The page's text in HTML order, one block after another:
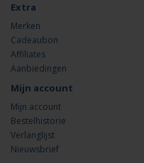
Extra
Merken
Cadeaubon
Affiliates
Aanbiedingen
Mijn account
Mijn account
Bestelhistorie
Verlanglijst
Nieuwsbrief